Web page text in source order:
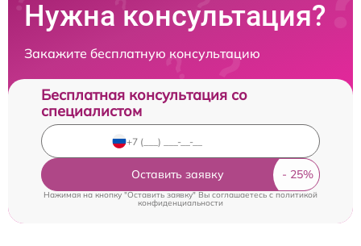
Нужна консультация?
Закажите бесплатную консультацию
Бесплатная консультация со
специалистом
Оставить заявку
Нажимая на кнопку "Оставить заявку" Вы соглашаетесь c политикой
конфиденциальности